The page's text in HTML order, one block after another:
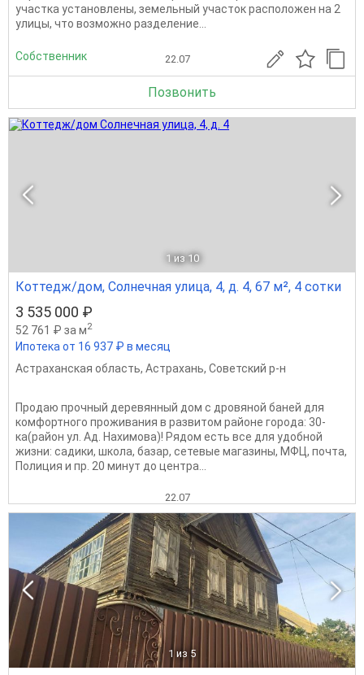
участка установлены, земельный участок расположен на 2
улицы, что возможно разделение...
Собственник 22.07
Позвонить
1 из 10
Коттедж/дом, Солнечная улица, 4, д. 4, 67 м², 4 сотки
3 535 000 ₽
52 761 ₽ за м2
Ипотека от 16 937 ₽ в месяц
Астраханская область, Астрахань, Советский р-н
Продаю прочный деревянный дом с дровяной баней для
комфортного проживания в развитом районе города: 30-
ка(район ул. Ад. Нахимова)! Рядом есть все для удобной
жизни: садики, школа, базар, сетевые магазины, МФЦ, почта,
Полиция и пр. 20 минут до центра...
22.07
1 из 5